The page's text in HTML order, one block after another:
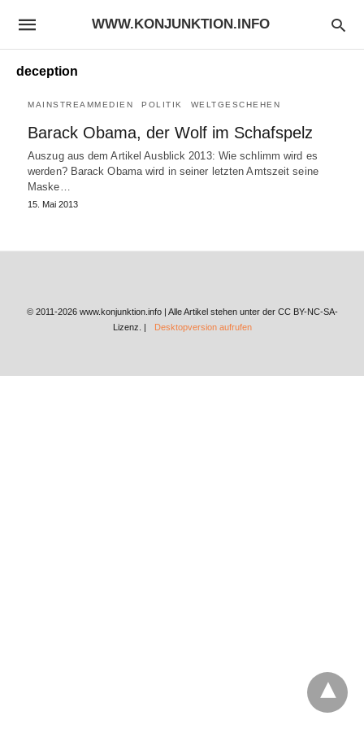
WWW.KONJUNKTION.INFO
deception
MAINSTREAMMEDIEN POLITIK WELTGESCHEHEN
Barack Obama, der Wolf im Schafspelz
Auszug aus dem Artikel Ausblick 2013: Wie schlimm wird es
werden? Barack Obama wird in seiner letzten Amtszeit seine
Maske…
15. Mai 2013
© 2011-2026 www.konjunktion.info | Alle Artikel stehen unter der CC BY-NC-SA-
Lizenz. |
Desktopversion aufrufen